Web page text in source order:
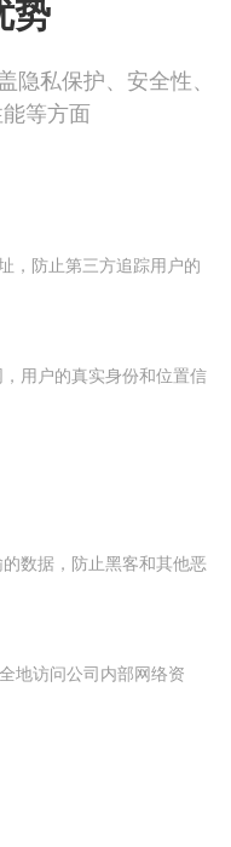
势
私保护、安全性、
等方面
，防止第三方追踪用户的
用户的真实身份和位置信
数据，防止黑客和其他恶
地访问公司内部网络资